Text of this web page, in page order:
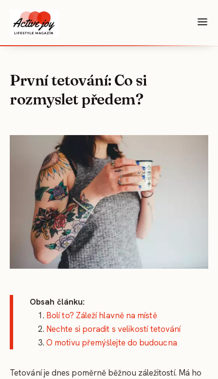
První tetování: Co si
rozmyslet předem?
Obsah článku:
Bolí to? Záleží hlavně na místě
Nechte si poradit s velikostí tetování
O motivu přemýšlejte do budoucna
Tetování je dnes poměrně běžnou záležitostí. Má ho